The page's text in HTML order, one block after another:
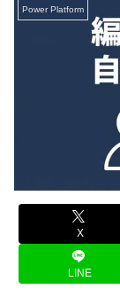
Power Platform
X
LINE